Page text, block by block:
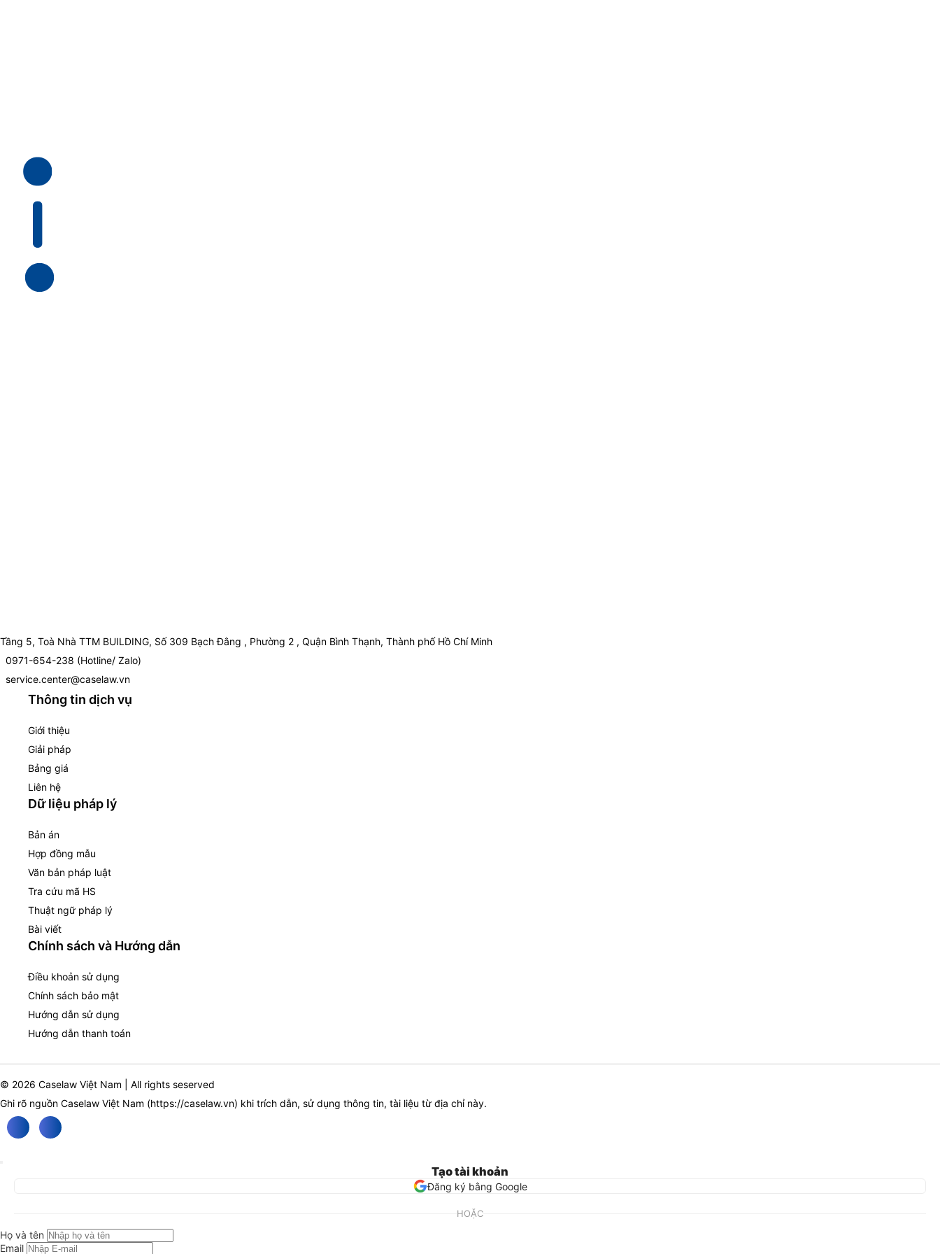
Tầng 5, Toà Nhà TTM BUILDING, Số 309 Bạch Đằng , Phường 2 , Quận Bình Thạnh, Thành phố Hồ Chí Minh
0971-654-238 (Hotline/ Zalo)
service.center@caselaw.vn
Thông tin dịch vụ
Giới thiệu
Giải pháp
Bảng giá
Liên hệ
Dữ liệu pháp lý
Bản án
Hợp đồng mẫu
Văn bản pháp luật
Tra cứu mã HS
Thuật ngữ pháp lý
Bài viết
Chính sách và Hướng dẫn
Điều khoản sử dụng
Chính sách bảo mật
Hướng dẫn sử dụng
Hướng dẫn thanh toán
© 2026 Caselaw Việt Nam | All rights seserved
Ghi rõ nguồn Caselaw Việt Nam (https://caselaw.vn) khi trích dẫn, sử dụng thông tin, tài liệu từ địa chỉ này.
Tạo tài khoản
Đăng ký bằng Google
HOẶC
Họ và tên
Email